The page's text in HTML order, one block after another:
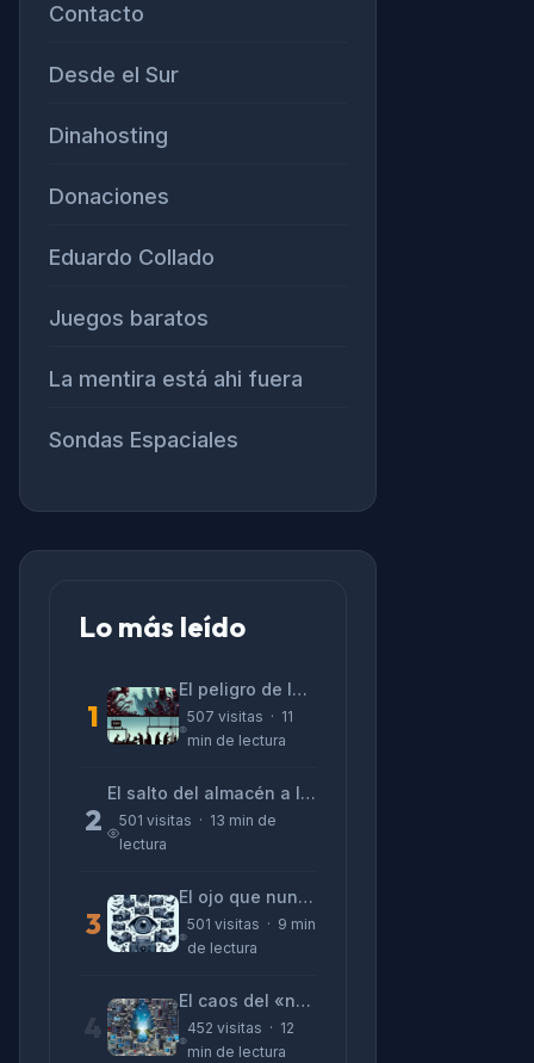
Contacto
Desde el Sur
Dinahosting
Donaciones
Eduardo Collado
Juegos baratos
La mentira está ahi fuera
Sondas Espaciales
Lo más leído
1
El peligro de las «alucinaciones» y el CV prefabricado
507 visitas · 11
min de lectura
2
El salto del almacén a la terminal: La realidad de reinventarse en tecnología
501 visitas · 13 min de
lectura
3
El ojo que nunca parpadea: lo que nos cuentan las cámaras de Lizeth Marzano
501 visitas · 9 min
de lectura
El caos del «no funciona nada» y la realidad tras la pantalla
452 visitas · 12
min de lectura